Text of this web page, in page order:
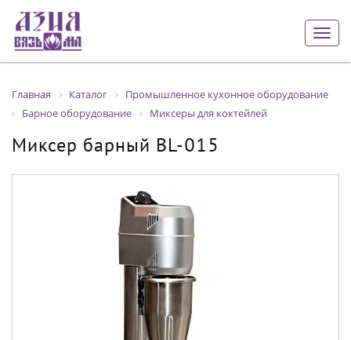
Главная Каталог
Промышленное кухонное оборудование
Барное оборудование
Миксеры для коктейлей
Миксер барный BL-015